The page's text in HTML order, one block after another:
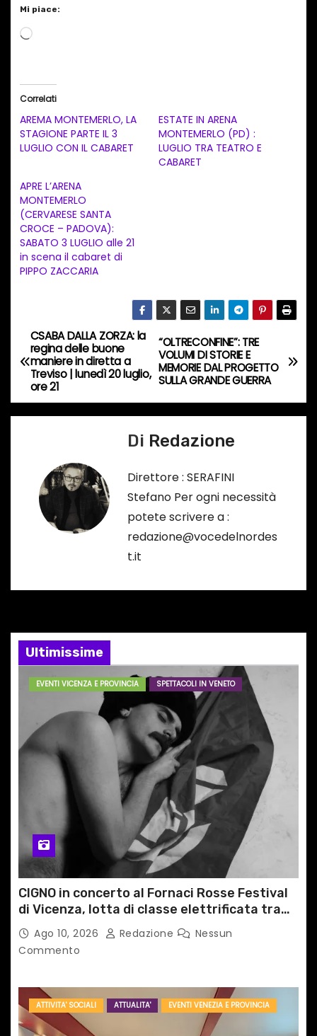
Mi piace:
C
a
m
n
t
o
i
n
r
s
o
…
Correlati
AREMA MONTEMERLO, LA
STAGIONE PARTE IL 3
LUGLIO CON IL CABARET
ESTATE IN ARENA
MONTEMERLO (PD) :
LUGLIO TRA TEATRO E
CABARET
APRE L’ARENA
MONTEMERLO
(CERVARESE SANTA
CROCE – PADOVA):
SABATO 3 LUGLIO alle 21
in scena il cabaret di
PIPPO ZACCARIA
N
a
v
e
a
t
i
l
i
“OLTRECONFINE”: TRE
VOLUMI DI STORIE E
MEMORIE DAL PROGETTO
SULLA GRANDE GUERRA
CSABA DALLA ZORZA: la
regina delle buone
maniere in diretta a
Treviso | lunedì 20 luglio,
ore 21
Di Redazione
Direttore : SERAFINI
Stefano Per ogni necessità
potete scrivere a :
redazione@vocedelnordes
t.it
Ultimissime
EVENTI VICENZA E PROVINCIA SPETTACOLI IN VENETO
CIGNO in concerto al Fornaci Rosse Festival
di Vicenza, lotta di classe elettrificata tra
sacro e profano
Ago 10, 2026 Redazione
Nessun
Commento
ATTIVITA' SOCIALI ATTUALITA' EVENTI VENEZIA E PROVINCIA